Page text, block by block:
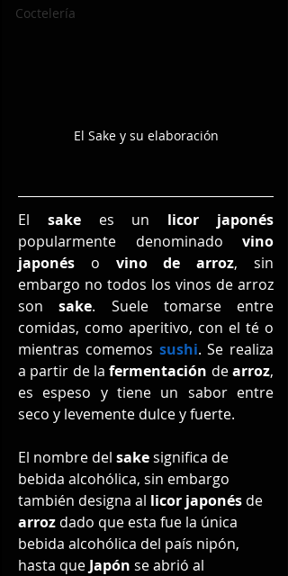
Coctelería
El Sake y su elaboración
El sake es un licor japonés
popularmente denominado vino
japonés o vino de arroz, sin
embargo no todos los vinos de arroz
son sake. Suele tomarse entre
comidas, como aperitivo, con el té o
mientras comemos sushi. Se realiza
a partir de la fermentación de arroz,
es espeso y tiene un sabor entre
seco y levemente dulce y fuerte.
El nombre del sake significa de
bebida alcohólica, sin embargo
también designa al licor japonés de
arroz dado que esta fue la única
bebida alcohólica del país nipón,
hasta que Japón se abrió al